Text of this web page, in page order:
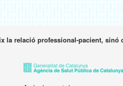
la relació professional-pacient, sinó